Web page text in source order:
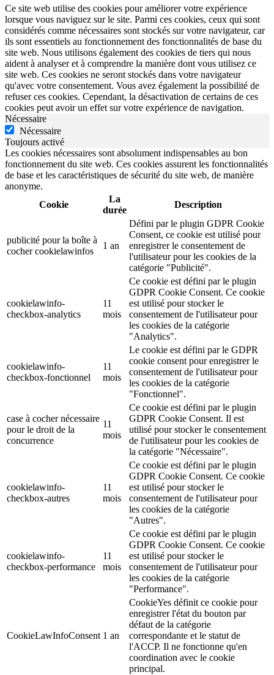
Ce site web utilise des cookies pour améliorer votre expérience
lorsque vous naviguez sur le site. Parmi ces cookies, ceux qui sont
considérés comme nécessaires sont stockés sur votre navigateur, car
ils sont essentiels au fonctionnement des fonctionnalités de base du
site web. Nous utilisons également des cookies de tiers qui nous
aident à analyser et à comprendre la manière dont vous utilisez ce
site web. Ces cookies ne seront stockés dans votre navigateur
qu'avec votre consentement. Vous avez également la possibilité de
refuser ces cookies. Cependant, la désactivation de certains de ces
cookies peut avoir un effet sur votre expérience de navigation.
Nécessaire
Nécessaire
Toujours activé
Les cookies nécessaires sont absolument indispensables au bon
fonctionnement du site web. Ces cookies assurent les fonctionnalités
de base et les caractéristiques de sécurité du site web, de manière
anonyme.
Cookie
La
durée
Description
publicité pour la boîte à
cocher cookielawinfos
1 an
Défini par le plugin GDPR Cookie
Consent, ce cookie est utilisé pour
enregistrer le consentement de
l'utilisateur pour les cookies de la
catégorie "Publicité".
cookielawinfo-
checkbox-analytics
11
mois
Ce cookie est défini par le plugin
GDPR Cookie Consent. Ce cookie
est utilisé pour stocker le
consentement de l'utilisateur pour
les cookies de la catégorie
"Analytics".
cookielawinfo-
checkbox-fonctionnel
11
mois
Le cookie est défini par le GDPR
cookie consent pour enregistrer le
consentement de l'utilisateur pour
les cookies de la catégorie
"Fonctionnel".
case à cocher nécessaire
pour le droit de la
concurrence
11
mois
Ce cookie est défini par le plugin
GDPR Cookie Consent. Il est
utilisé pour stocker le consentement
de l'utilisateur pour les cookies de
la catégorie "Nécessaire".
cookielawinfo-
checkbox-autres
11
mois
Ce cookie est défini par le plugin
GDPR Cookie Consent. Ce cookie
est utilisé pour stocker le
consentement de l'utilisateur pour
les cookies de la catégorie
"Autres".
cookielawinfo-
checkbox-performance
11
mois
Ce cookie est défini par le plugin
GDPR Cookie Consent. Ce cookie
est utilisé pour stocker le
consentement de l'utilisateur pour
les cookies de la catégorie
"Performance".
CookieLawInfoConsent 1 an
CookieYes définit ce cookie pour
enregistrer l'état du bouton par
défaut de la catégorie
correspondante et le statut de
l'ACCP. Il ne fonctionne qu'en
coordination avec le cookie
principal.